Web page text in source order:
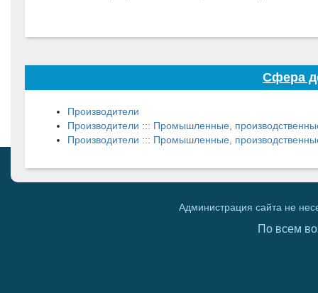
Сфера
Производители
Производители ::: Промышленные,
Производители ::: Промышленные,
Администрация сайта не
По всем